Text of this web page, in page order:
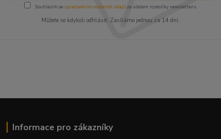
Souhlasím se zpracováním osobních údajůza účelem rozesílky newsletteru.
Můžete se kdykoli odhlásit. Zasíláme jednou za 14 dní.
Informace pro zákazníky